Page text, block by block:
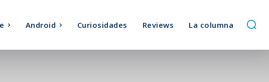
Android Curiosidades Reviews La columna